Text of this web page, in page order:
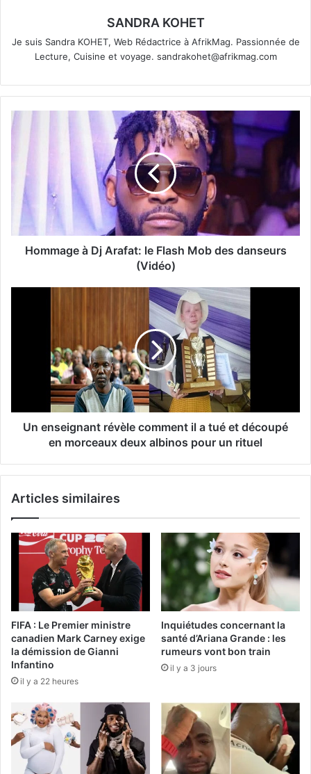
SANDRA KOHET
Je suis Sandra KOHET, Web Rédactrice à AfrikMag. Passionnée de
Lecture, Cuisine et voyage. sandrakohet@afrikmag.com
Hommage à Dj Arafat: le Flash Mob des danseurs
(Vidéo)
Un enseignant révèle comment il a tué et découpé
en morceaux deux albinos pour un rituel
Articles similaires
FIFA : Le Premier ministre
canadien Mark Carney exige
la démission de Gianni
Infantino
il y a 22 heures
Inquiétudes concernant la
santé d’Ariana Grande : les
rumeurs vont bon train
il y a 3 jours